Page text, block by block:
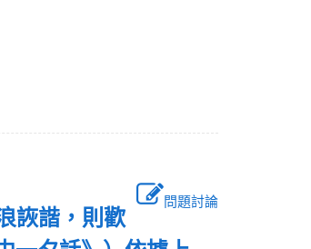
問題討論
詼諧，則歡